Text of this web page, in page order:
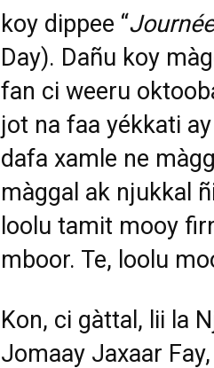
koy dippee “
Day). Dañu koy
fan ci weeru
jot na faa yékkati
dafa xamle ne
màggal ak njukkal
loolu tamit mooy
mboor. Te, loolu
Kon, ci gàttal, lii la
Jomaay Jaxaar